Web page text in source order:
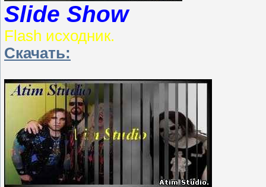
Slide Show
Flash исходник.
Скачать: